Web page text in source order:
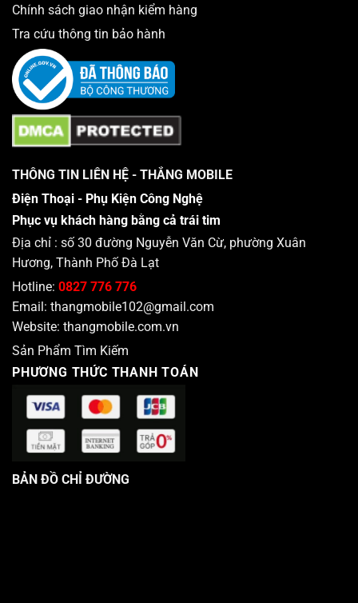
Chính sách giao nhận kiểm hàng
Tra cứu thông tin bảo hành
THÔNG TIN LIÊN HỆ - THẮNG MOBILE
Điện Thoại - Phụ Kiện Công Nghệ
Phục vụ khách hàng bằng cả trái tim
Địa chỉ : số 30 đường Nguyễn Văn Cừ, phường Xuân
Hương, Thành Phố Đà Lạt
Hotline: 0827 776 776
Email: thangmobile102@gmail.com
Website: thangmobile.com.vn
Sản Phẩm Tìm Kiếm
PHƯƠNG THỨC THANH TOÁN
BẢN ĐỒ CHỈ ĐƯỜNG